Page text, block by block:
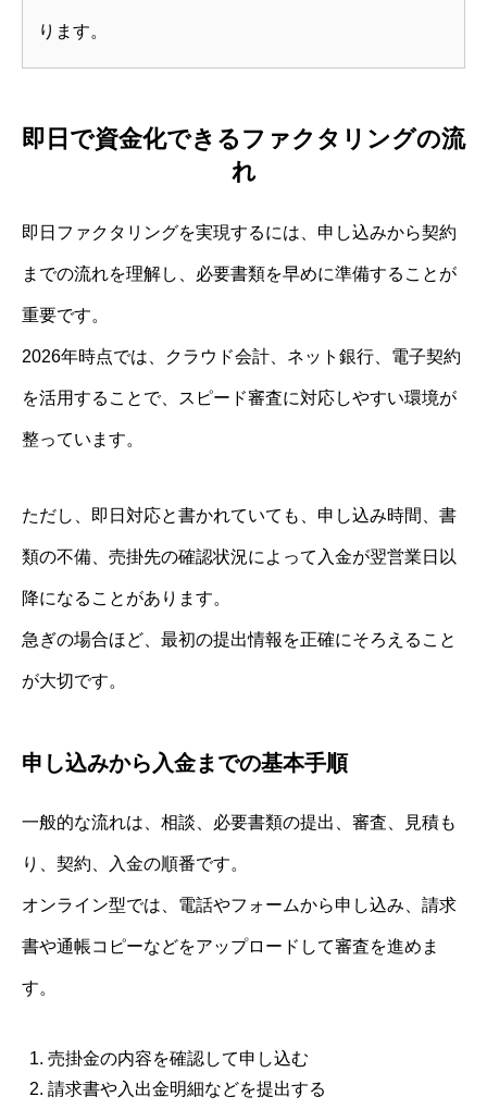
ります。
即日で資金化できるファクタリングの流
れ
即日ファクタリングを実現するには、申し込みから契約
までの流れを理解し、必要書類を早めに準備することが
重要です。
2026年時点では、クラウド会計、ネット銀行、電子契約
を活用することで、スピード審査に対応しやすい環境が
整っています。
ただし、即日対応と書かれていても、申し込み時間、書
類の不備、売掛先の確認状況によって入金が翌営業日以
降になることがあります。
急ぎの場合ほど、最初の提出情報を正確にそろえること
が大切です。
申し込みから入金までの基本手順
一般的な流れは、相談、必要書類の提出、審査、見積も
り、契約、入金の順番です。
オンライン型では、電話やフォームから申し込み、請求
書や通帳コピーなどをアップロードして審査を進めま
す。
売掛金の内容を確認して申し込む
請求書や入出金明細などを提出する